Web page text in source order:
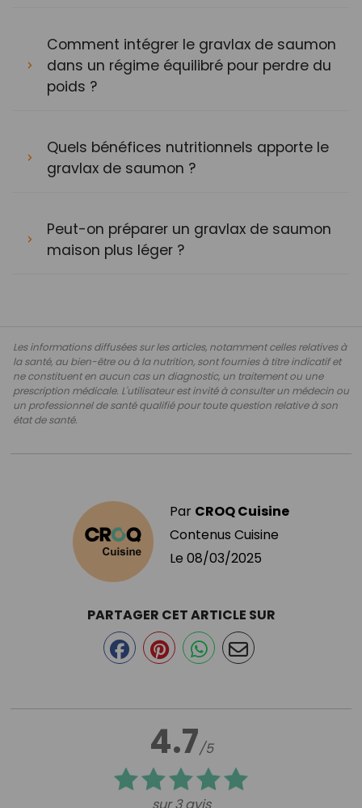
Comment intégrer le gravlax de saumon
dans un régime équilibré pour perdre du
poids ?
Quels bénéfices nutritionnels apporte le
gravlax de saumon ?
Peut-on préparer un gravlax de saumon
maison plus léger ?
Les informations diffusées sur les articles, notamment celles relatives à
la santé, au bien-être ou à la nutrition, sont fournies à titre indicatif et
ne constituent en aucun cas un diagnostic, un traitement ou une
prescription médicale. L'utilisateur est invité à consulter un médecin ou
un professionnel de santé qualifié pour toute question relative à son
état de santé.
Par CROQ Cuisine
Contenus Cuisine
Le 08/03/2025
4.7/5
PARTAGER CET ARTICLE SUR